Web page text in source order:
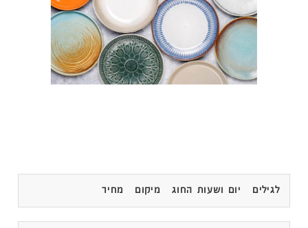
לגילים יום ושעות החוג מיקום מחיר